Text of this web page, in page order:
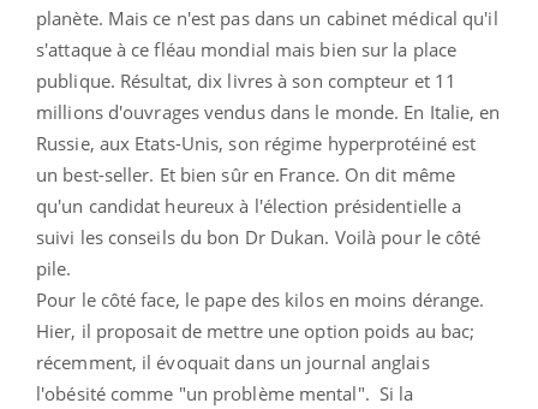
planète. Mais ce n'est pas dans un cabinet médical qu'il
s'attaque à ce fléau mondial mais bien sur la place
publique. Résultat, dix livres à son compteur et 11
millions d'ouvrages vendus dans le monde. En Italie, en
Russie, aux Etats-Unis, son régime hyperprotéiné est
un best-seller. Et bien sûr en France. On dit même
qu'un candidat heureux à l'élection présidentielle a
suivi les conseils du bon Dr Dukan. Voilà pour le côté
pile.
Pour le côté face, le pape des kilos en moins dérange.
Hier, il proposait de mettre une option poids au bac;
récemment, il évoquait dans un journal anglais
l'obésité comme "un problème mental". Si la